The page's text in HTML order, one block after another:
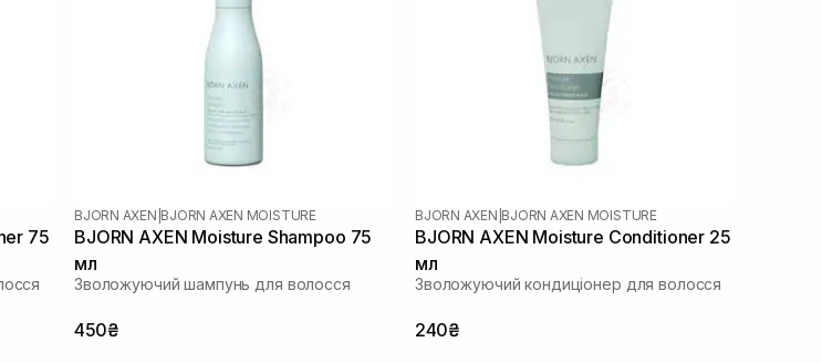
75
BJORN AXEN BJORN AXEN MOISTURE
BJORN AXEN Moisture Shampoo 75
мл
Зволожуючий шампунь для волосся
450₴
BJORN AXEN BJORN AXEN MOISTURE
BJORN AXEN Moisture Conditioner 25
мл
Зволожуючий кондиціонер для волосся
240₴